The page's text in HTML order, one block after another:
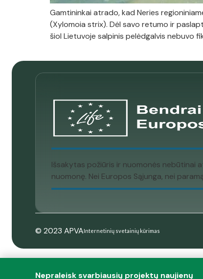
Gamtininkai atrado, kad Neries
(Xylomoia strix). Dėl savo retumo ir
šiol Lietuvoje salpinis pelėdgalvis nebuvo
Išsakytas požiūris ir nuomonės nebūtinai
nuomonę. Nei Europos Sąjunga, nei
© 2023 APVAInternetinių svetainių kūrimas
Nepraleisk svarbiausių projektų naujienų